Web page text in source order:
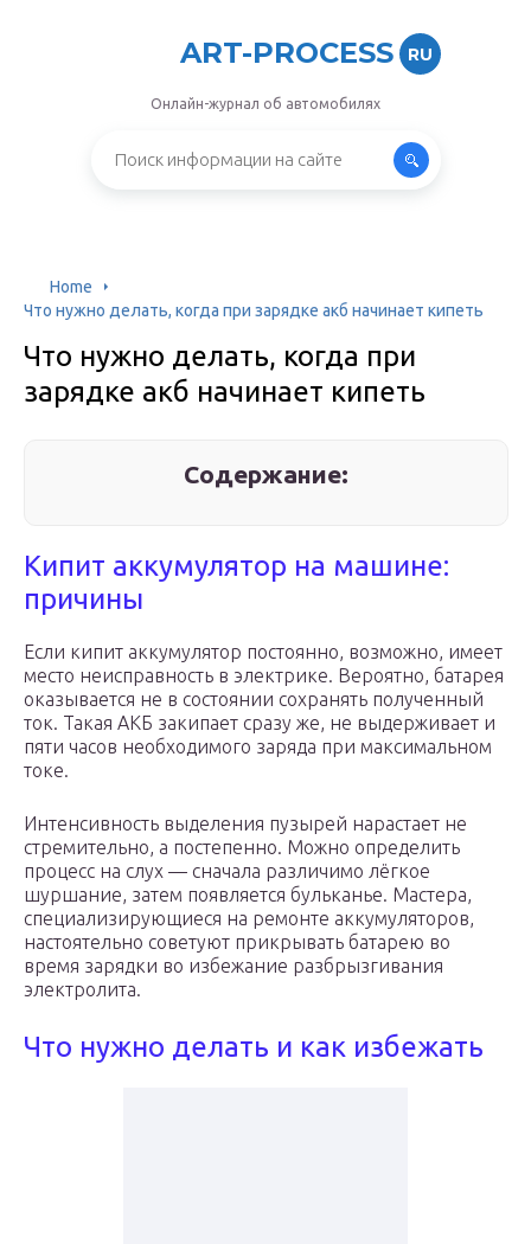
ART-PROCESS RU
Онлайн-журнал об автомобилях
Home
Что нужно делать, когда при зарядке акб начинает кипеть
Что нужно делать, когда при
зарядке акб начинает кипеть
Содержание:
Кипит аккумулятор на машине:
причины
Если кипит аккумулятор постоянно, возможно, имеет
место неисправность в электрике. Вероятно, батарея
оказывается не в состоянии сохранять полученный
ток. Такая АКБ закипает сразу же, не выдерживает и
пяти часов необходимого заряда при максимальном
токе.
Интенсивность выделения пузырей нарастает не
стремительно, а постепенно. Можно определить
процесс на слух — сначала различимо лёгкое
шуршание, затем появляется бульканье. Мастера,
специализирующиеся на ремонте аккумуляторов,
настоятельно советуют прикрывать батарею во
время зарядки во избежание разбрызгивания
электролита.
Что нужно делать и как избежать